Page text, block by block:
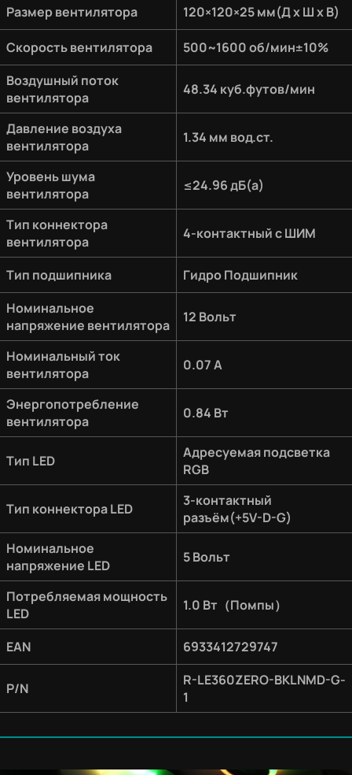
Размер вентилятора 120×120×25 мм(Д х Ш х В)
Скорость вентилятора
500~1600 об/мин±10%
Воздушный поток
вентилятора
48.34 куб.футов/мин
Давление воздуха
вентилятора
1.34 мм вод.ст.
Уровень шума
вентилятора
≤24.96 дБ(а)
Тип коннектора
вентилятора
4-контактный с ШИМ
Тип подшипника
Гидро Подшипник
Номинальное
напряжение вентилятора
12 Вольт
Номинальный ток
вентилятора
0.07 A
Энергопотребление
вентилятора
0.84 Вт
Тип LED
Адресуемая подсветка
RGB
Тип коннектора LED
3-контактный
разъём(+5V-D-G)
Номинальное
напряжение LED
5 Вольт
Потребляемая мощность
LED
1.0 Вт（Помпы）
EAN 6933412729747
P/N
R-LE360ZERO-BKLNMD-G-
1